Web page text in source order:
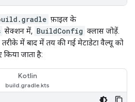
फ़ाइल के
सेक्शन में, BuildConfig क्लास जोड़ें.
में बाद में तय की गई मेटाडेटा वैल्यू को
जाता है:
Kotlin